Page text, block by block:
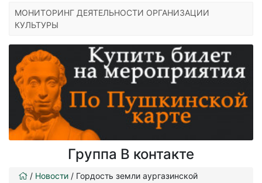
МОНИТОРИНГ ДЕЯТЕЛЬНОСТИ ОРГАНИЗАЦИИ
КУЛЬТУРЫ
Группа В контакте
/ Новости / Гордость земли аургазинской